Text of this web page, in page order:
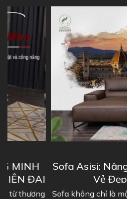
Sofa Asisi: Nâng Tầm
Vẻ Đẹp Hoàn
Sofa không chỉ là một món đồ